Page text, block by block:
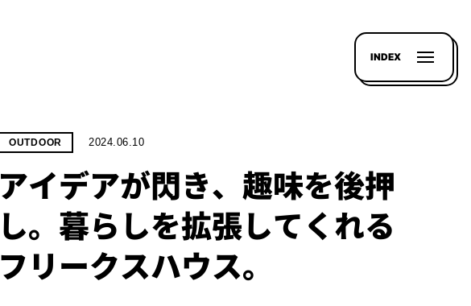
INDEX
OUTDOOR 2024.06.10
アイデアが閃き、趣味を後押
し。暮らしを拡張してくれる
フリークスハウス。